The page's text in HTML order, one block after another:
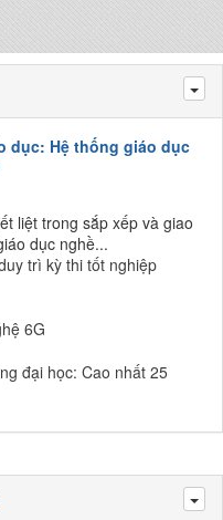
dục: Hệ thống giáo dục
liệt trong sắp xếp và giao
dục nghề...
trì kỳ thi tốt nghiệp
6G
đại học: Cao nhất 25